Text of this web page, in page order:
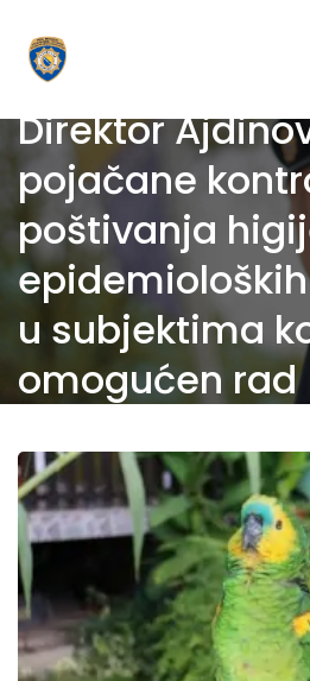
Direktor
pojačane
poštivanja
u subjektima
omogućen rad